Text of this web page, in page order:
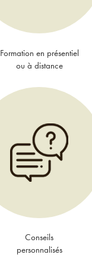
Formation en présentiel
ou à distance
Conseils
personnalisés